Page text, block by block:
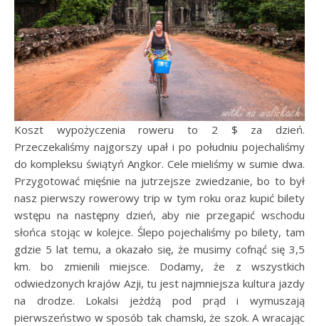
Koszt wypożyczenia roweru to 2 $ za dzień.
Przeczekaliśmy najgorszy upał i po południu pojechaliśmy
do kompleksu świątyń Angkor. Cele mieliśmy w sumie dwa.
Przygotować mięśnie na jutrzejsze zwiedzanie, bo to był
nasz pierwszy rowerowy trip w tym roku oraz kupić bilety
wstępu na następny dzień, aby nie przegapić wschodu
słońca stojąc w kolejce. Ślepo pojechaliśmy po bilety, tam
gdzie 5 lat temu, a okazało się, że musimy cofnąć się 3,5
km. bo zmienili miejsce. Dodamy, że z wszystkich
odwiedzonych krajów Azji, tu jest najmniejsza kultura jazdy
na drodze. Lokalsi jeżdżą pod prąd i wymuszają
pierwszeństwo w sposób tak chamski, że szok. A wracając